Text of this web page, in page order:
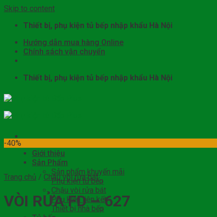
Skip to content
Thiết bị, phụ kiện tủ bếp nhập khẩu Hà Nội
Hướng dẫn mua hàng Online
Chính sách vận chuyển
Thiết bị, phụ kiện tủ bếp nhập khẩu Hà Nội
Giới thiệu
Sản Phẩm
Sản phẩm khuyến mãi
Phụ kiện tủ bếp
Chậu vòi rửa bát
Phụ kiện liên kết
Thiết bị nhà bếp
-40%
Trang chủ / Chậu vòi rửa bát
VÒI RỬA FD – 627